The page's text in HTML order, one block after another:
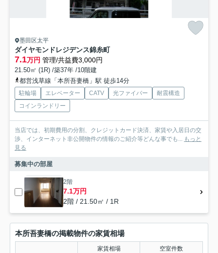
墨田区太平
ダイヤモンドレジデンス錦糸町
7.1万円 管理/共益費3,000円
21.50㎡ (1R) /築37年 /10階建
都営浅草線「本所吾妻橋」駅 徒歩14分
駐輪場 エレベーター CATV 光ファイバー
耐震構造
コインランドリー
当店では、初期費用の分割、クレジットカード決済、家賃や入居日の交
渉、インターネット非公開物件の情報のご紹介等どんな事でも... もっと
見る
募集中の部屋
2階
7.1万円
2階 / 21.50㎡ / 1R
本所吾妻橋の掲載物件の家賃相場
家賃相場 空室件数